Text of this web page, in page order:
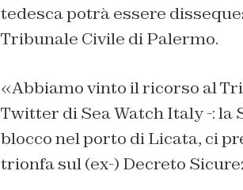
tedesca potrà essere
Tribunale Civile di Palermo.
«Abbiamo vinto il ricorso al
Twitter di Sea Watch Italy -: la
blocco nel porto di Licata, ci
trionfa sul (ex-) Decreto